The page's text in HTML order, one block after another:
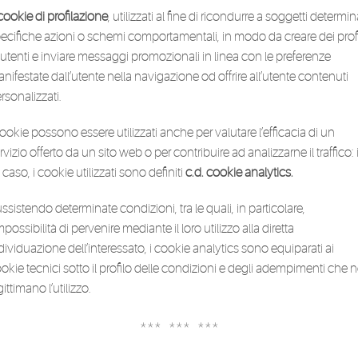
di profilazione, utilizzati al fine di ricondurre a soggetti
azioni o schemi comportamentali, in modo da creare dei
e inviare messaggi promozionali in linea con le preferenze
dall’utente nella navigazione od offrire all’utente contenuti
possono essere utilizzati anche per valutare l’efficacia di un
offerto da un sito web o per contribuire ad analizzarne il traffico:
caso, i cookie utilizzati sono definiti c.d. cookie analytics.
determinate condizioni, tra le quali, in particolare,
di pervenire mediante il loro utilizzo alla diretta
dell’interessato, i cookie analytics sono equiparati ai
tecnici sotto il profilo delle condizioni e degli adempimenti che
l’utilizzo.
*** *** ***